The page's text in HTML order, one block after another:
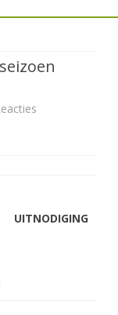
UITNODIGING